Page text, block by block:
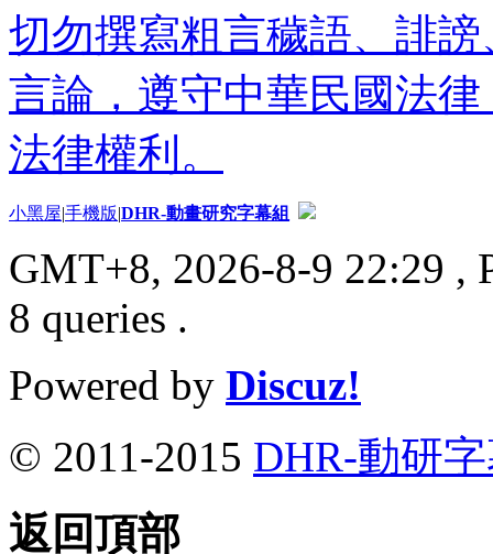
切勿撰寫粗言穢語、誹
言論，遵守中華民國法
法律權利。
小黑屋|手機版|DHR-動畫研究字幕組
GMT+8, 2026-8-9 22:29 ,
8 queries .
Powered by Discuz!
© 2011-2015 DHR-動研
返回頂部